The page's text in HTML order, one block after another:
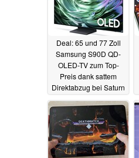
Deal: 65 und 77 Zoll
Samsung S90D QD-
OLED-TV zum Top-
Preis dank sattem
Direktabzug bei Saturn
und Media Markt
29.10.2024